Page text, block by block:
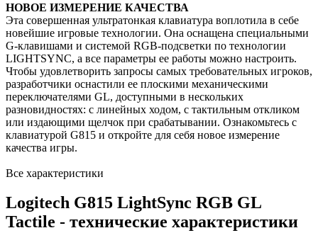
НОВОЕ ИЗМЕРЕНИЕ КАЧЕСТВА
Эта совершенная ультратонкая клавиатура воплотила в себе
новейшие игровые технологии. Она оснащена специальными
G-клавишами и системой RGB-подсветки по технологии
LIGHTSYNC, а все параметры ее работы можно настроить.
Чтобы удовлетворить запросы самых требовательных игроков,
разработчики оснастили ее плоскими механическими
переключателями GL, доступными в нескольких
разновидностях: с линейных ходом, с тактильным откликом
или издающими щелчок при срабатывании. Ознакомьтесь с
клавиатурой G815 и откройте для себя новое измерение
качества игры.
Все характеристики
Logitech G815 LightSync RGB GL
Tactile - технические характеристики